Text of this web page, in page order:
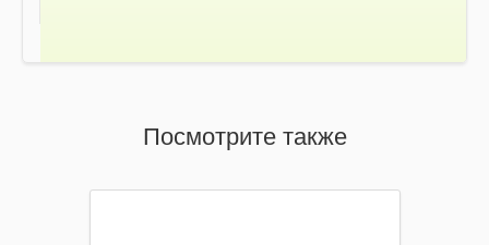
Посмотрите также